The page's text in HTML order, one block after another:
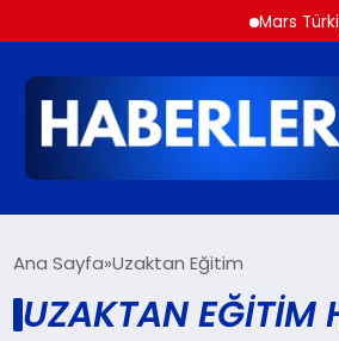
Mars
SIYASET
Ana Sayfa Uzaktan Eğitim
UZAKTAN EĞITIM